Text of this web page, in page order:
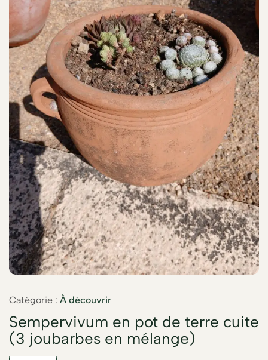
Catégorie : À découvrir
Sempervivum en pot de terre cuite
(3 joubarbes en mélange)